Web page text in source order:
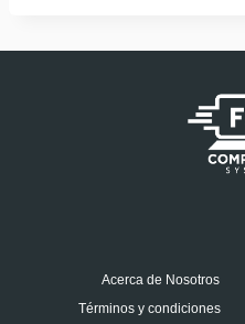
Acerca de Nosotros
Términos y condiciones